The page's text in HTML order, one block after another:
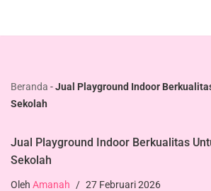
Lompat
Beranda -Jual Playground Indoor
Sekolah
Jual Playground Indoor Berkualitas
Sekolah
Oleh Amanah 27 Februari 2026